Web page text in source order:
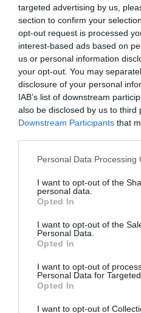
targeted advertising by us,
section to confirm your
opt-out request is processed
interest-based ads based on
us or personal information
your opt-out. You may
disclosure of your personal
IAB’s list of downstream
also be disclosed by us to third
Downstream Participants that
Please note that this website/
not limited to your visit or
grant or deny consent to
use your data for below
consent section.
Personal Data Processing
I want to opt-out of the
personal data.
Opted In
I want to opt-out of the
Personal Data.
Opted In
I want to opt-out of
Personal Data for
Opted In
I want to opt-out of
*ΤΑ ΆΝΘΗ
Ο Μητσοτάκης
εκείνη του 2035,
…να πει ότι στόχος
*ΚΑΤΩ ΣΤΟΝ